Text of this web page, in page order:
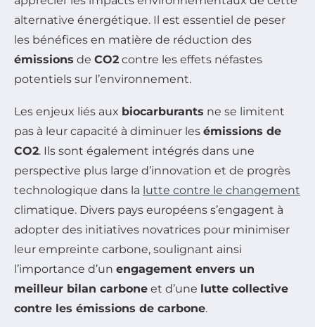
alternative énergétique. Il est essentiel de peser
les bénéfices en matière de réduction des
émissions de CO2 contre les effets néfastes
potentiels sur l’environnement.
Les enjeux liés aux biocarburants ne se limitent
pas à leur capacité à diminuer les émissions de
CO2. Ils sont également intégrés dans une
perspective plus large d’innovation et de progrès
technologique dans la lutte contre le changement
climatique. Divers pays européens s’engagent à
adopter des initiatives novatrices pour minimiser
leur empreinte carbone, soulignant ainsi
l’importance d’un engagement envers un
meilleur bilan carbone et d’une lutte collective
contre les émissions de carbone.